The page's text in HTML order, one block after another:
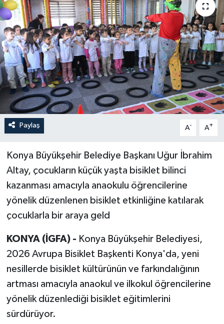
Paylaş A- A+
Konya Büyükşehir Belediye Başkanı Uğur İbrahim
Altay, çocukların küçük yaşta bisiklet bilinci
kazanması amacıyla anaokulu öğrencilerine
yönelik düzenlenen bisiklet etkinliğine katılarak
çocuklarla bir araya geld
KONYA (İGFA) - Konya Büyükşehir Belediyesi,
2026 Avrupa Bisiklet Başkenti Konya'da, yeni
nesillerde bisiklet kültürünün ve farkındalığının
artması amacıyla anaokul ve ilkokul öğrencilerine
yönelik düzenlediği bisiklet eğitimlerini
sürdürüyor.